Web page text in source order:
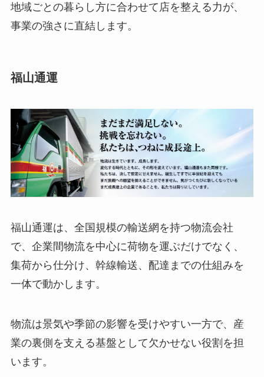
地域ごとの暮らし方に合わせて店を整える力が、
事業の強さに直結します。
福山通運
福山通運は、全国規模の輸送網を持つ物流会社
で、企業間物流を中心に荷物を運ぶだけでなく、
集荷から仕分け、幹線輸送、配達までの仕組みを
一体で動かします。
物流は景気や季節の影響を受けやすい一方で、産
業の裏側を支える基盤として欠かせない役割を担
います。